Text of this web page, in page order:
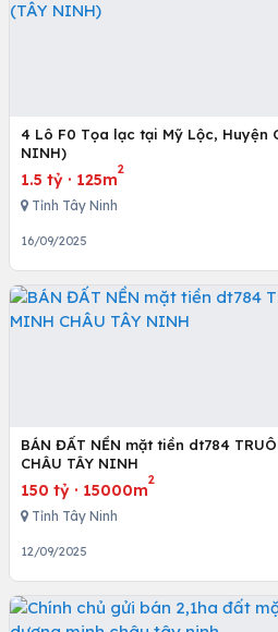
4 Lô F0 Tọa lạc tại Mỹ Lộc, Huyện Cần Giuộc, Long An (TÂY
NINH)
1.5 tỷ · 125m
2
Tỉnh Tây Ninh
16/09/2025
BÁN ĐẤT NỀN mặt tiền dt784
CHÂU TÂY NINH
150 tỷ · 15000m
2
Tỉnh Tây Ninh
12/09/2025